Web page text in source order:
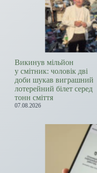
Викинув мільйон
у смітник: чоловік дві
доби шукав виграшний
лотерейний білет серед
тонн сміття
07.08.2026